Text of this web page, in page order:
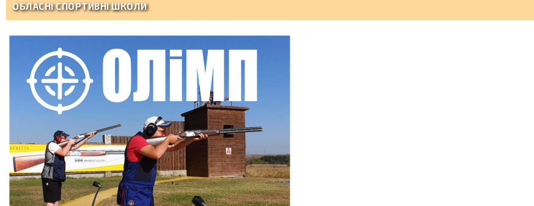
ОБЛАСНІ СПОРТИВНІ ШКОЛИ